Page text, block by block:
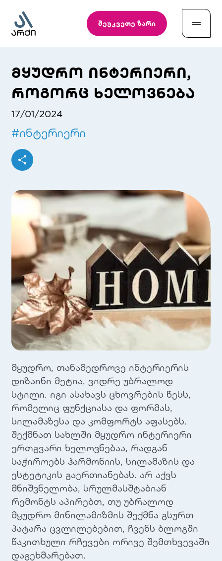
შეუკვეთე ზარი
მყუდრო ინტერიერი,
როგორც ხელოვნება
17/01/2024
#ინტერიერი
მყუდრო, თანამედროვე ინტერიერის
დიზაინი მეტია, ვიდრე უბრალოდ
სტილი. იგი ასახავს ცხოვრების წესს,
რომელიც ფუნქციასა და ფორმას,
სილამაზესა და კომფორტს აფასებს.
შექმნათ სახლში მყუდრო ინტერიერი
ერთგვარი ხელოვნებაა, რადგან
საჭიროებს ჰარმონიის, სილამაზის და
ესტეტიკის გაერთიანებას. არ აქვს
მნიშვნელობა, სრულმასშტაბიან
რემონტს აპირებთ, თუ უბრალოდ
მყუდრო მინილამიზმის შექმნა გსურთ
პატარა ცვლილებებით, ჩვენს ბლოგში
წაკითხული რჩევები ორივე შემთხვევაში
დაგეხმარებათ.